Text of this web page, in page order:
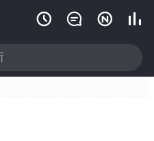
   